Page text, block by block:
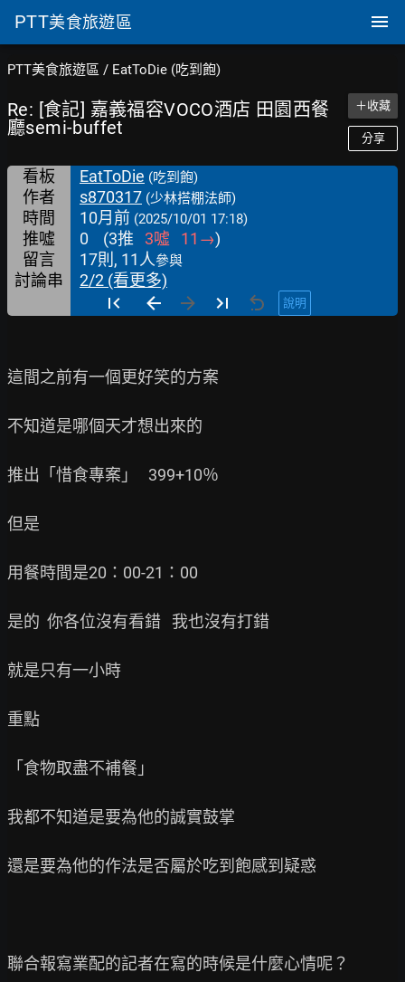
PTT美食旅遊區
PTT美食旅遊區 / EatToDie (吃到飽)
Re: [食記] 嘉義福容VOCO酒店 田園西餐
廳semi-buffet
＋收藏
分享
看板 EatToDie (吃到飽)
作者 s870317 (少林搭棚法師)
時間 10月前 (2025/10/01 17:18)
推噓 0 (3推 3噓 11 →)
留言
17則, 11人參與
討論串 2/2 (看更多)
說明
這間之前有一個更好笑的方案
不知道是哪個天才想出來的
推出「惜食專案」   399+10％
但是
用餐時間是20：00-21：00
是的  你各位沒有看錯   我也沒有打錯
就是只有一小時
重點
「食物取盡不補餐」
我都不知道是要為他的誠實鼓掌
還是要為他的作法是否屬於吃到飽感到疑惑
聯合報寫業配的記者在寫的時候是什麼心情呢？